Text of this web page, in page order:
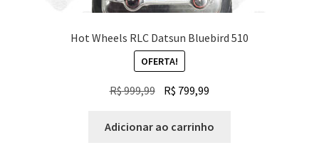
Hot Wheels RLC Datsun Bluebird 510
OFERTA!
R$999,99
original
R$ 799,99
atual
Adicionar ao carrinho